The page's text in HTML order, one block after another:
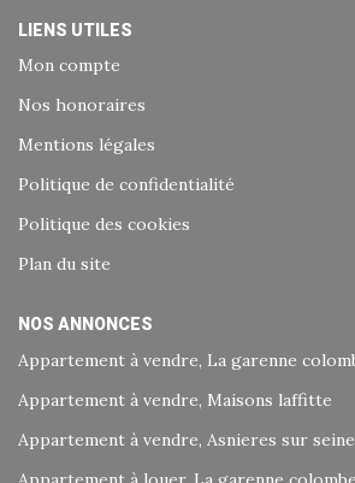
LIENS UTILES
Mon compte
Nos honoraires
Mentions légales
Politique de confidentialité
Politique des cookies
Plan du site
NOS ANNONCES
Appartement à vendre, La garenne
Appartement à vendre, Maisons laffitte
Appartement à vendre, Asnieres sur seine